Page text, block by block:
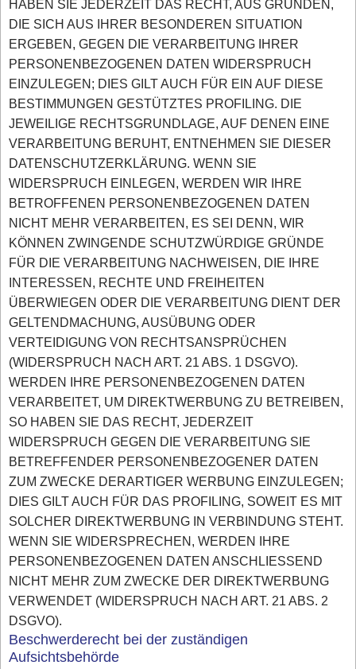
HABEN SIE JEDERZEIT DAS RECHT, AUS GRÜNDEN,
DIE SICH AUS IHRER BESONDEREN SITUATION
ERGEBEN, GEGEN DIE VERARBEITUNG IHRER
PERSONENBEZOGENEN DATEN WIDERSPRUCH
EINZULEGEN; DIES GILT AUCH FÜR EIN AUF DIESE
BESTIMMUNGEN GESTÜTZTES PROFILING. DIE
JEWEILIGE RECHTSGRUNDLAGE, AUF DENEN EINE
VERARBEITUNG BERUHT, ENTNEHMEN SIE DIESER
DATENSCHUTZERKLÄRUNG. WENN SIE
WIDERSPRUCH EINLEGEN, WERDEN WIR IHRE
BETROFFENEN PERSONENBEZOGENEN DATEN
NICHT MEHR VERARBEITEN, ES SEI DENN, WIR
KÖNNEN ZWINGENDE SCHUTZWÜRDIGE GRÜNDE
FÜR DIE VERARBEITUNG NACHWEISEN, DIE IHRE
INTERESSEN, RECHTE UND FREIHEITEN
ÜBERWIEGEN ODER DIE VERARBEITUNG DIENT DER
GELTENDMACHUNG, AUSÜBUNG ODER
VERTEIDIGUNG VON RECHTSANSPRÜCHEN
(WIDERSPRUCH NACH ART. 21 ABS. 1 DSGVO).
WERDEN IHRE PERSONENBEZOGENEN DATEN
VERARBEITET, UM DIREKTWERBUNG ZU BETREIBEN,
SO HABEN SIE DAS RECHT, JEDERZEIT
WIDERSPRUCH GEGEN DIE VERARBEITUNG SIE
BETREFFENDER PERSONENBEZOGENER DATEN
ZUM ZWECKE DERARTIGER WERBUNG EINZULEGEN;
DIES GILT AUCH FÜR DAS PROFILING, SOWEIT ES MIT
SOLCHER DIREKTWERBUNG IN VERBINDUNG STEHT.
WENN SIE WIDERSPRECHEN, WERDEN IHRE
PERSONENBEZOGENEN DATEN ANSCHLIESSEND
NICHT MEHR ZUM ZWECKE DER DIREKTWERBUNG
VERWENDET (WIDERSPRUCH NACH ART. 21 ABS. 2
DSGVO).
Beschwerderecht bei der zuständigen
Aufsichtsbehörde